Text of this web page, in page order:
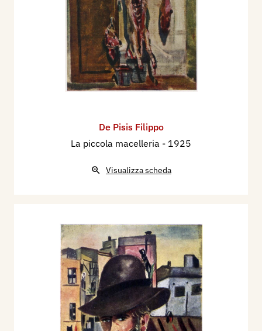
De Pisis Filippo
La piccola macelleria - 1925
Visualizza scheda